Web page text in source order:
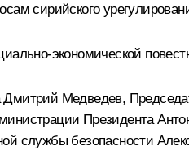
сирийского
экономической
Дмитрий Медведев,
Президента
службы безопасности